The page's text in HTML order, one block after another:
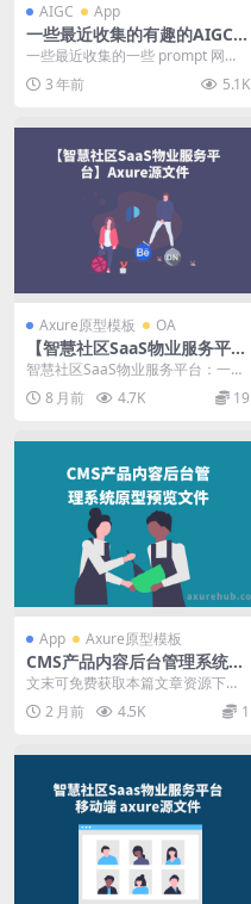
AIGC App
一些最近收集的有趣的AIGC网
站和prompt 网站
一些最近收集的一些 prompt 网
站： GPT prompt： 1、ChatG...
3 年前 5.1K
Axure原型模板 OA
【智慧社区SaaS物业服务平
台】Axure源文件
智慧社区SaaS物业服务平台：一站
式物业管理解决方案 一、智慧社区
SaaS物业服...
8 月前 4.7K 19
App Axure原型模板
CMS产品内容后台管理系统原
型预览文件
文末可免费获取本篇文章资源下载
链接 —————————— 1.1 产
品介绍 Ga...
2 月前 4.5K 1